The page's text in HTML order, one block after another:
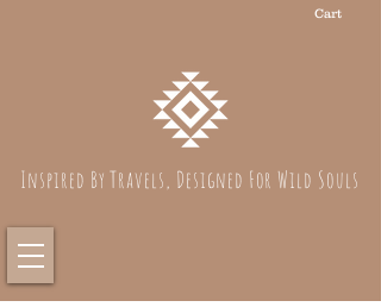
Cart
Inspired By Travels, Designed For Wild Souls